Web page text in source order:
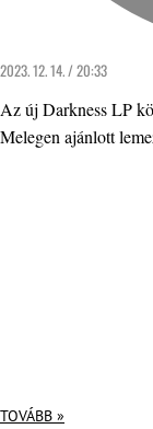
2023. 12. 14. / 20:33
Az új Darkness LP
Melegen ajánlott
TOVÁBB »